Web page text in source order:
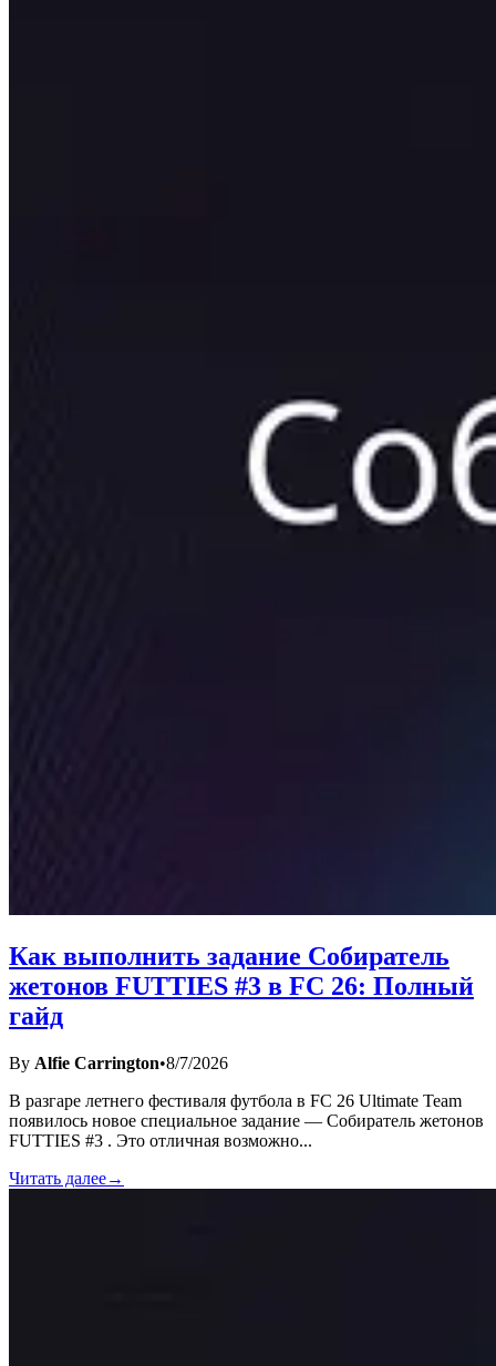
Как выполнить задание Собиратель
жетонов FUTTIES #3 в FC 26: Полный
гайд
By Alfie Carrington•8/7/2026
В разгаре летнего фестиваля футбола в FC 26 Ultimate Team
появилось новое специальное задание — Собиратель жетонов
FUTTIES #3 . Это отличная возможно...
Читать далее→